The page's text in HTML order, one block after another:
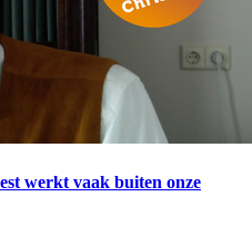
werkt vaak buiten onze